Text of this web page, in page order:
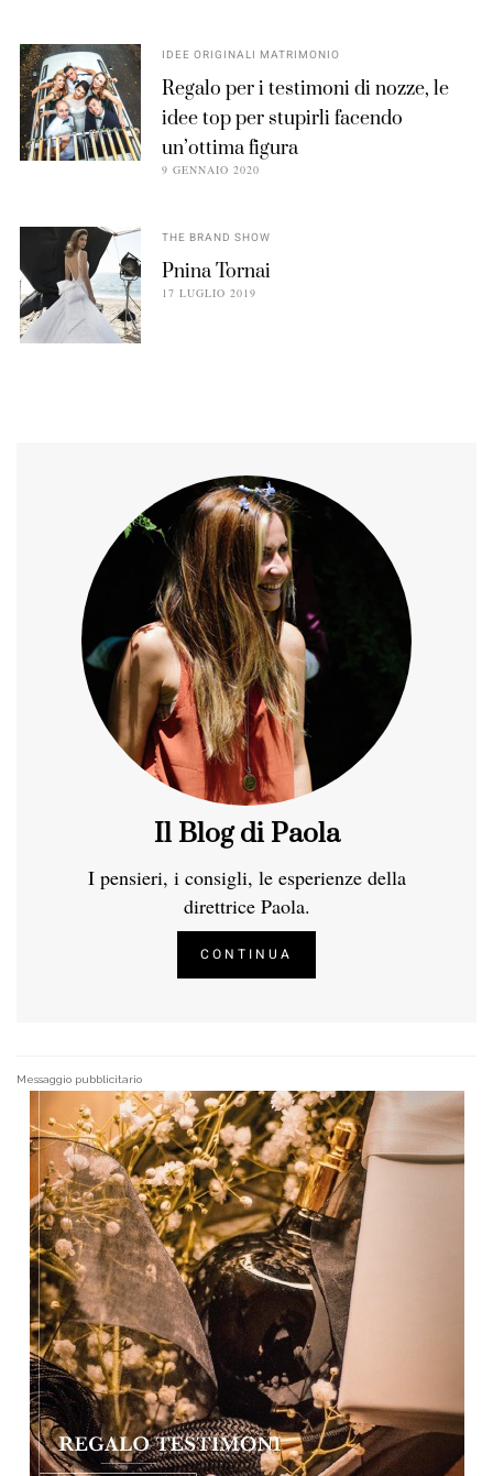
IDEE ORIGINALI MATRIMONIO
Regalo per i testimoni di nozze, le
idee top per stupirli facendo
un’ottima figura
9 GENNAIO 2020
THE BRAND SHOW
Pnina Tornai
17 LUGLIO 2019
Il Blog di Paola
I pensieri, i consigli, le esperienze della
direttrice Paola.
CONTINUA
Messaggio pubblicitario